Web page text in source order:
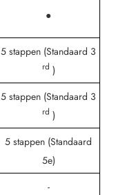
●
5 stappen (Standaard 3
rd )
5 stappen (Standaard 3
rd )
5 stappen (Standaard
5e)
-